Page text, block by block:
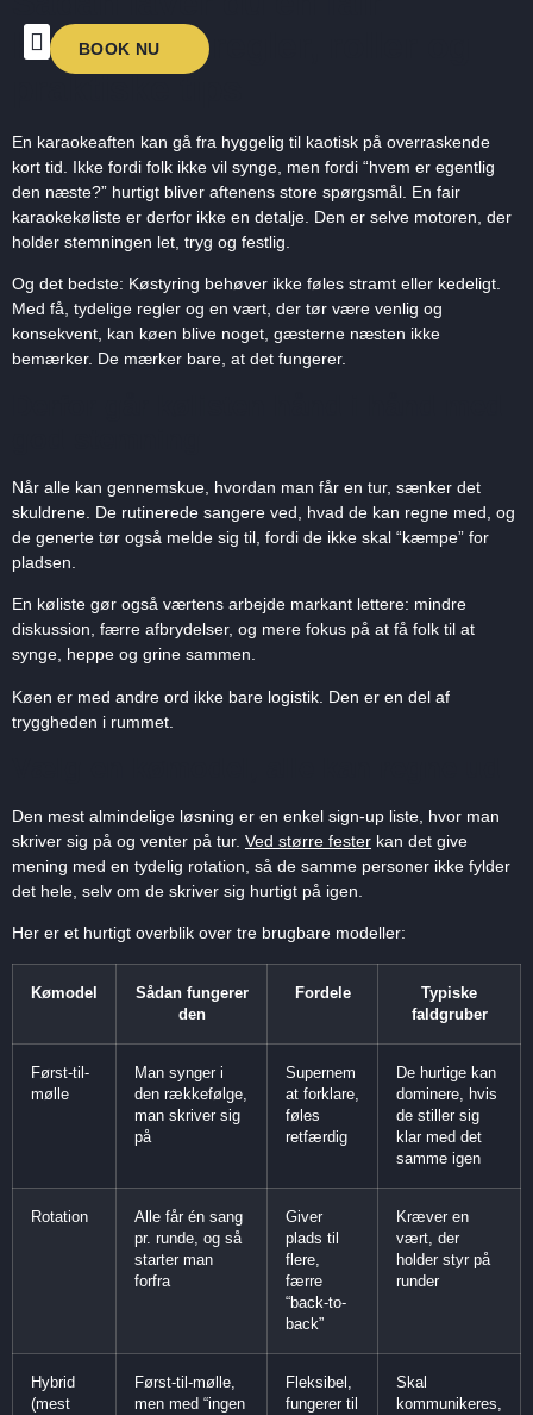
BOOK NU
karaokekø: regler, roller og
En karaokeaften kan gå fra hyggelig til kaotisk på overraskende
kort tid. Ikke fordi folk ikke vil synge, men fordi “hvem er egentlig
den næste?” hurtigt bliver aftenens store spørgsmål. En fair
karaokekøliste er derfor ikke en detalje. Den er selve motoren, der
holder stemningen let, tryg og festlig.
Og det bedste: Køstyring behøver ikke føles stramt eller kedeligt.
Med få, tydelige regler og en vært, der tør være venlig og
konsekvent, kan køen blive noget, gæsterne næsten ikke
bemærker. De mærker bare, at det fungerer.
Når alle kan gennemskue, hvordan man får en tur, sænker det
skuldrene. De rutinerede sangere ved, hvad de kan regne med, og
de generte tør også melde sig til, fordi de ikke skal “kæmpe” for
pladsen.
En køliste gør også værtens arbejde markant lettere: mindre
diskussion, færre afbrydelser, og mere fokus på at få folk til at
synge, heppe og grine sammen.
Køen er med andre ord ikke bare logistik. Den er en del af
tryggheden i rummet.
Den mest almindelige løsning er en enkel sign-up liste, hvor man
skriver sig på og venter på tur. Ved større fester kan det give
mening med en tydelig rotation, så de samme personer ikke fylder
det hele, selv om de skriver sig hurtigt på igen.
Her er et hurtigt overblik over tre brugbare modeller:
Kømodel
Sådan fungerer
den
Fordele
Typiske
faldgruber
Først-til-
mølle
Man synger i
den rækkefølge,
man skriver sig
på
Supernem
at forklare,
føles
retfærdig
De hurtige kan
dominere, hvis
de stiller sig
klar med det
samme igen
Rotation
Alle får én sang
pr. runde, og så
starter man
forfra
Giver
plads til
flere,
færre
“back-to-
back”
Kræver en
vært, der
holder styr på
runder
Hybrid
(mest
Først-til-mølle,
men med “ingen
Fleksibel,
fungerer til
Skal
kommunikeres,